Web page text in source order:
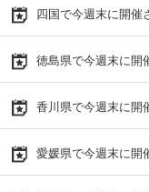
四国で今週末に開催
徳島県で今週末に開
香川県で今週末に開
愛媛県で今週末に開